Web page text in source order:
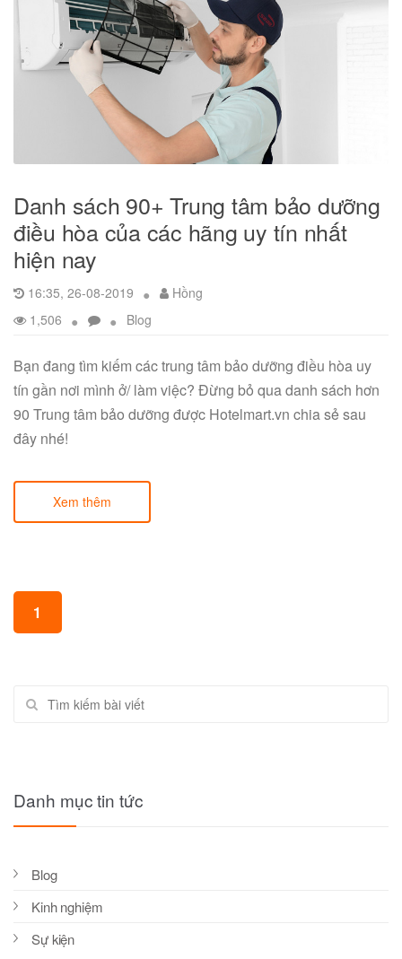
Danh sách 90+ Trung tâm bảo dưỡng
điều hòa của các hãng uy tín nhất
hiện nay
16:35, 26-08-2019
Hồng
1,506
Blog
Bạn đang tìm kiếm các trung tâm bảo dưỡng điều hòa uy
tín gần nơi mình ở/ làm việc? Đừng bỏ qua danh sách hơn
90 Trung tâm bảo dưỡng được Hotelmart.vn chia sẻ sau
đây nhé!
Xem thêm
Posts navigation
1
Tìm kiếm
Danh mục tin tức
Blog
Kinh nghiệm
Sự kiện